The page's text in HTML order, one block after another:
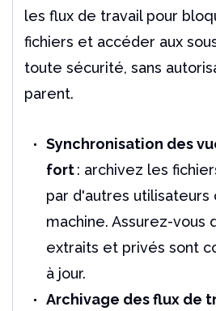
les flux de travail pour
fichiers et accéder aux
toute sécurité, sans
parent.
Synchronisation des
fort: archivez les
par d'autres utilisateurs
machine. Assurez-vous
extraits et privés sont
à jour.
Archivage des flux de